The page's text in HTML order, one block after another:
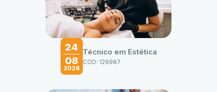
24
08
2026
Técnico em Estética
COD: 129987